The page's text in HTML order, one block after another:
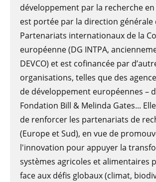
développement par la recherche
est portée par la direction générale
Partenariats internationaux de la
européenne (DG INTPA,
DEVCO) et est cofinancée par
organisations, telles que des
de développement européennes –
Fondation Bill & Melinda Gates...
de renforcer les partenariats de
(Europe et Sud), en vue de
l'innovation pour appuyer la
systèmes agricoles et alimentaires
face aux défis globaux (climat,